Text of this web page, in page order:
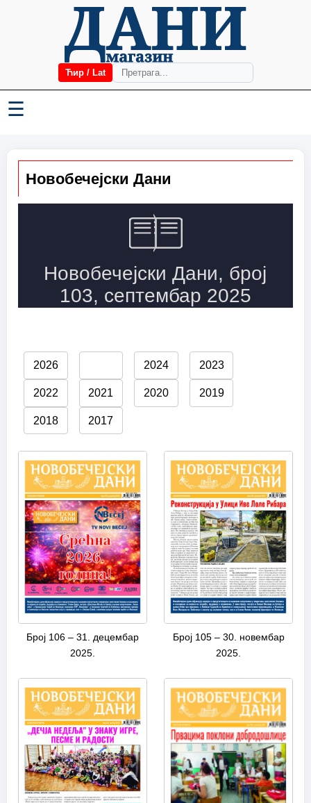
Ћир / Lat
☰
Новобечејски Дани
2026 2024 2023
2022 2021 2020 2019
2018 2017
Број 106 – 31. децембар
2025.
Број 105 – 30. новембар
2025.